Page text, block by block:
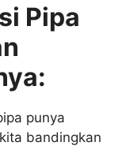
Pipa
punya
bandingkan